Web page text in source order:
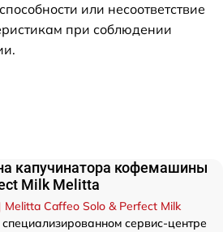
или несоответствие
при соблюдении
капучинатора кофемашины
Milk Melitta
Melitta Caffeo Solo & Perfect Milk
сервис-центре